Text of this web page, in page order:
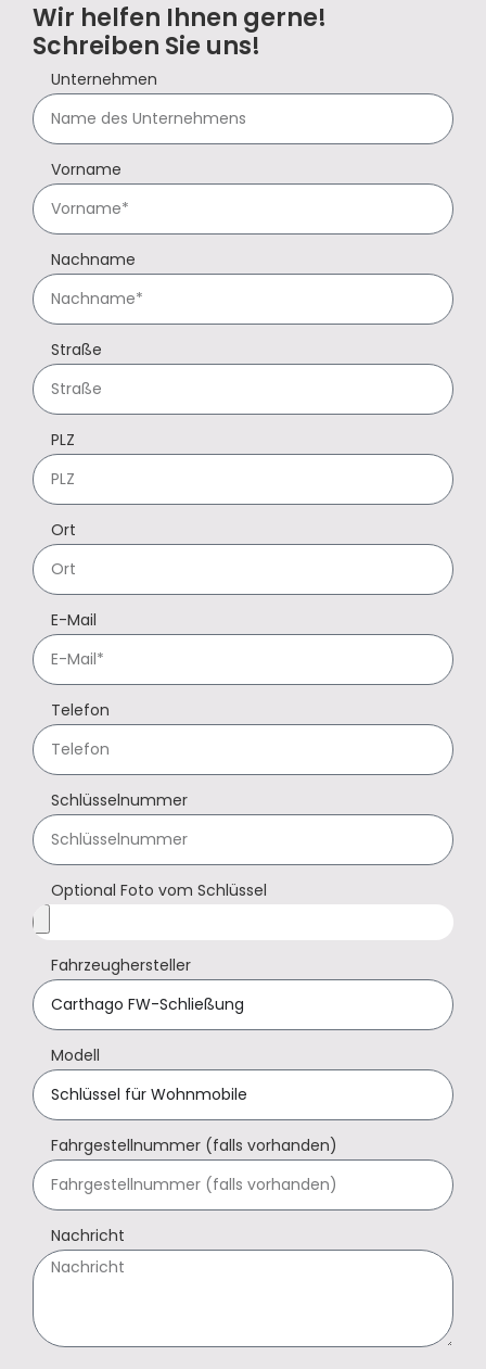
Wir helfen Ihnen gerne!
Schreiben Sie uns!
Unternehmen
Vorname
Nachname
Straße
PLZ
Ort
E-Mail
Telefon
Schlüsselnummer
Optional Foto vom Schlüssel
Fahrzeughersteller
Modell
Fahrgestellnummer (falls vorhanden)
Nachricht